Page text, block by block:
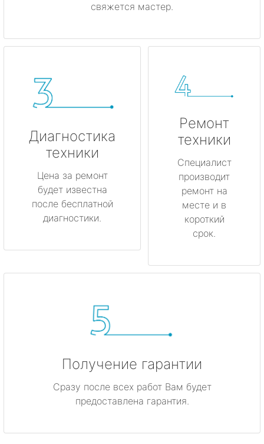
свяжется мастер.
Диагностика
техники
Цена за ремонт
будет известна
после бесплатной
диагностики.
Ремонт
техники
Специалист
производит
ремонт на
месте и в
короткий
срок.
Получение гарантии
Сразу после всех работ Вам будет
предоставлена гарантия.